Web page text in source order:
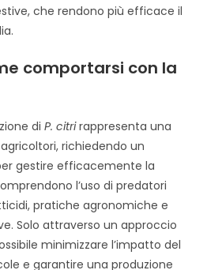
che rendono più efficace il
comportarsi con la
diP. citrirappresenta una
richiedendo un
gestire efficacemente la
l’uso di predatori
pratiche agronomiche e
Solo attraverso un approccio
minimizzare l’impatto del
e garantire una produzione